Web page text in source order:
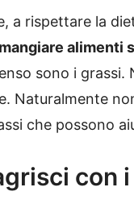
a rispettare la
alimenti
sono i
Naturalmente
che possono
con